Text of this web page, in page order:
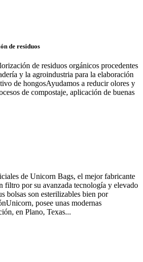
de residuos
de residuos orgánicos procedentes
y la agroindustria para la elaboración
de hongosAyudamos a reducir olores y
de compostaje, aplicación de buenas
de Unicorn Bags, el mejor fabricante
filtro por su avanzada tecnología y elevado
bolsas son esterilizables bien por
posee unas modernas
en Plano, Texas...